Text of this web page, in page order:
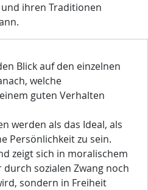
ihren Traditionen
Blick auf den einzelnen
welche
guten Verhalten
werden als das Ideal, als
Persönlichkeit zu sein.
zeigt sich in moralischem
sozialen Zwang noch
sondern in Freiheit